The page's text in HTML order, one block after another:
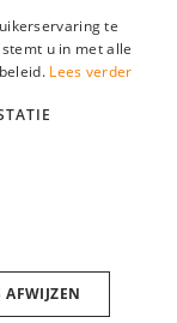
te
u in met alle
Lees verder
AFWIJZEN